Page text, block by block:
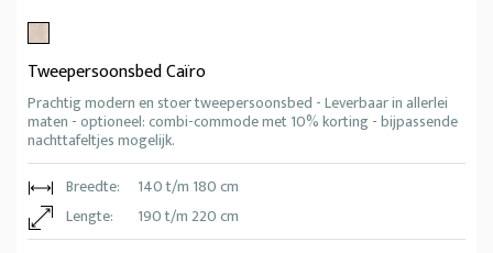
Tweepersoonsbed Caïro
Prachtig modern en stoer tweepersoonsbed - Leverbaar in allerlei
maten - optioneel: combi-commode met 10% korting - bijpassende
nachttafeltjes mogelijk.
Breedte:
140 t/m 180 cm
Lengte:
190 t/m 220 cm